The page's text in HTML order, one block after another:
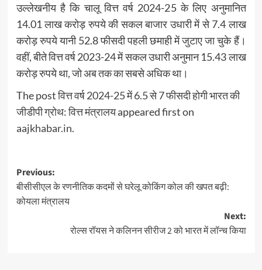
उल्‍लेखनीय है कि चालू वित्त वर्ष 2024-25 के लिए अनुमानित
14.01 लाख करोड़ रुपये की सकल बाजार उधारी में से 7.4 लाख
करोड़ रुपये यानी 52.8 फीसदी पहली छमाही में जुटाए जा चुके हैं।
वहीं, बीते वित्त वर्ष 2023-24 में सकल उधारी अनुमान 15.43 लाख
करोड़ रुपये था, जो अब तक का सबसे अधिक था।
The postवित्त वर्ष 2024-25 में 6.5 से 7 फीसदी होगी भारत की
जीडीपी ग्रोथ: वित्त मंत्रालयappeared first on
aajkhabar.in.
Post
navigation
Previous:
बीसीसीएल के रणनीतिक कदमों से घरेलू कोकिंग कोल की खपत बढ़ी:
कोयला मंत्रालय
Next:
रोल्स रॉयस ने कलिनन सीरीज 2 को भारत में लॉन्च किया